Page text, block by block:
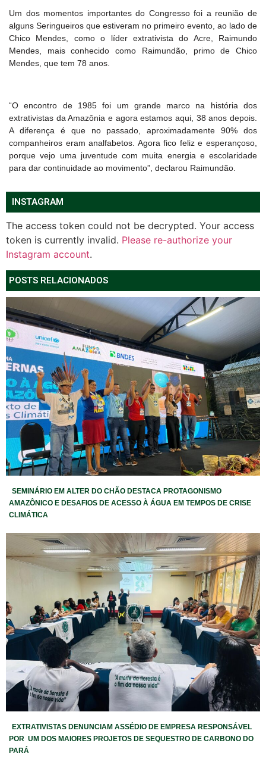
Um dos momentos importantes do Congresso foi a reunião de
alguns Seringueiros que estiveram no primeiro evento, ao lado de
Chico Mendes, como o líder extrativista do Acre, Raimundo
Mendes, mais conhecido como Raimundão, primo de Chico
Mendes, que tem 78 anos.
“O encontro de 1985 foi um grande marco na história dos
extrativistas da Amazônia e agora estamos aqui, 38 anos depois.
A diferença é que no passado, aproximadamente 90% dos
companheiros eram analfabetos. Agora fico feliz e esperançoso,
porque vejo uma juventude com muita energia e escolaridade
para dar continuidade ao movimento”, declarou Raimundão.
INSTAGRAM
The access token could not be decrypted. Your access
token is currently invalid. Please re-authorize your
Instagram account.
POSTS RELACIONADOS
SEMINÁRIO EM ALTER DO CHÃO DESTACA PROTAGONISMO
AMAZÔNICO E DESAFIOS DE ACESSO À ÁGUA EM TEMPOS DE CRISE
CLIMÁTICA
EXTRATIVISTAS DENUNCIAM ASSÉDIO DE EMPRESA RESPONSÁVEL
POR UM DOS MAIORES PROJETOS DE SEQUESTRO DE CARBONO DO
PARÁ